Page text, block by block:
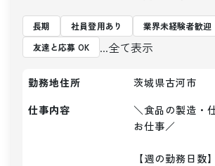
長期 社員登用あり 業界未経験者歓迎
友達と応募 OK
...全て表示
勤務地住所
茨城県古河市
仕事内容
＼食品の製造・
お仕事／
【週の勤務日数】